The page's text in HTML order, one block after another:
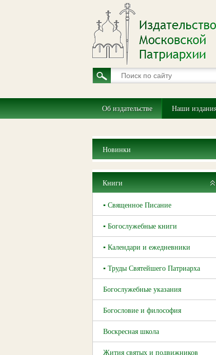
Об издательстве Наши
Новинки
Книги
▪ Священное Писание
▪ Богослужебные книги
▪ Календари и ежедневники
▪ Труды Святейшего Патриарха
Богослужебные указания
Богословие и философия
Воскресная школа
Жития святых и подвижников